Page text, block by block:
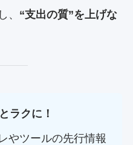
、 “支出の質”を上げな
ラクに！
やツールの先行情報